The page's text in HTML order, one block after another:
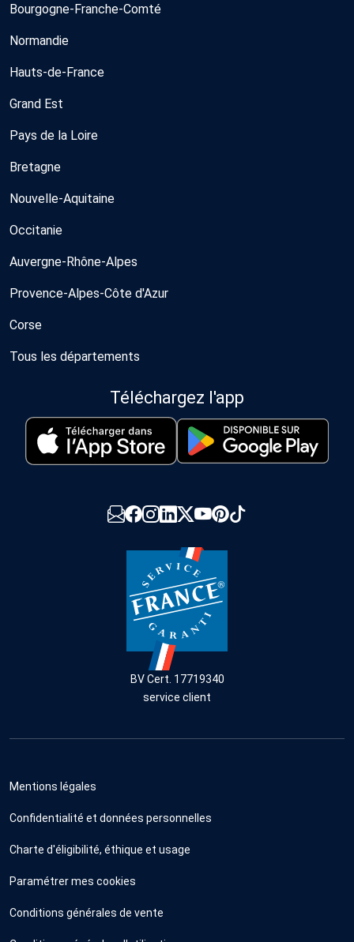
Bourgogne-Franche-Comté
Normandie
Hauts-de-France
Grand Est
Pays de la Loire
Bretagne
Nouvelle-Aquitaine
Occitanie
Auvergne-Rhône-Alpes
Provence-Alpes-Côte d'Azur
Corse
Tous les départements
Téléchargez l'app
BV Cert. 17719340
service client
Mentions légales
Confidentialité et données personnelles
Charte d'éligibilité, éthique et usage
Paramétrer mes cookies
Conditions générales de vente